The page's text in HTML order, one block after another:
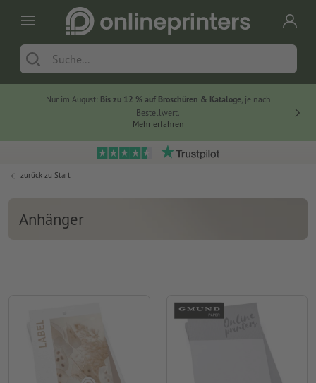
Nur im August: Bis zu 12 % auf Broschüren & Kataloge, je nach
Bestellwert.
Mehr erfahren
zurück zu Start
Anhänger